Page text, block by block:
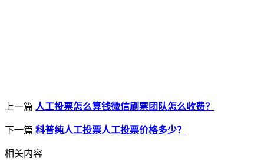
上一篇 人工投票怎么算钱微信刷票团队怎么收费？
下一篇 科普纯人工投票人工投票价格多少？
相关内容